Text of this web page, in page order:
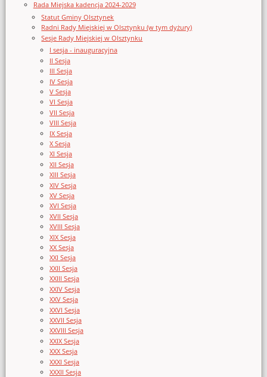
Rada Miejska kadencja 2024-2029
Statut Gminy Olsztynek
Radni Rady Miejskiej w Olsztynku (w tym dyżury)
Sesje Rady Miejskiej w Olsztynku
I sesja - inauguracyjna
II Sesja
III Sesja
IV Sesja
V Sesja
VI Sesja
VII Sesja
VIII Sesja
IX Sesja
X Sesja
XI Sesja
XII Sesja
XIII Sesja
XIV Sesja
XV Sesja
XVI Sesja
XVII Sesja
XVIII Sesja
XIX Sesja
XX Sesja
XXI Sesja
XXII Sesja
XXIII Sesja
XXIV Sesja
XXV Sesja
XXVI Sesja
XXVII Sesja
XXVIII Sesja
XXIX Sesja
XXX Sesja
XXXI Sesja
XXXII Sesja